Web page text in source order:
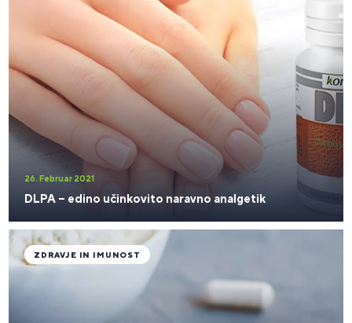
26. Februar 2021
DLPA – edino učinkovito naravno analgetik
ZDRAVJE IN IMUNOST